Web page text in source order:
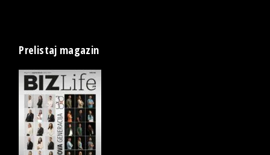
Prelistaj magazin